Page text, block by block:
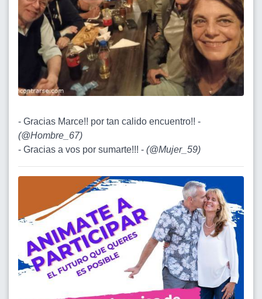
- Gracias Marce!! por tan calido encuentro!! -
(@Hombre_67)
- Gracias a vos por sumarte!!! - (@Mujer_59)